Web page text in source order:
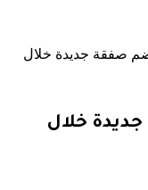
صفقة جديدة خلال
خلال